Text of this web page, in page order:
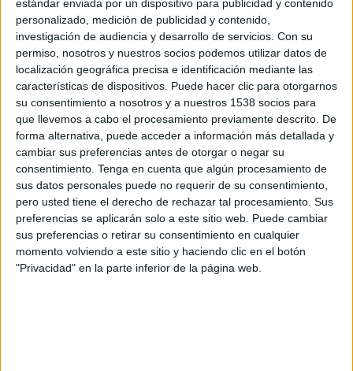
estándar enviada por un dispositivo para publicidad y contenido
personalizado, medición de publicidad y contenido,
investigación de audiencia y desarrollo de servicios. Con su
permiso, nosotros y nuestros socios podemos utilizar datos de
localización geográfica precisa e identificación mediante las
características de dispositivos. Puede hacer clic para otorgarnos
su consentimiento a nosotros y a nuestros 1538 socios para
que llevemos a cabo el procesamiento previamente descrito. De
forma alternativa, puede acceder a información más detallada y
cambiar sus preferencias antes de otorgar o negar su
consentimiento. Tenga en cuenta que algún procesamiento de
sus datos personales puede no requerir de su consentimiento,
pero usted tiene el derecho de rechazar tal procesamiento. Sus
preferencias se aplicarán solo a este sitio web. Puede cambiar
sus preferencias o retirar su consentimiento en cualquier
momento volviendo a este sitio y haciendo clic en el botón
"Privacidad" en la parte inferior de la página web.
fent vigilàncies a la zona per veure qui s'hi
acostava. En els dies següents els Mossos van
poder identificar a dues persones i en van
arrestar un el passat 23 de juny. Es tracta d'un
jove de 29 anys i veí de Figueres que
posteriorment va ingressar a presó per ordre
del jutge.
El segon individu identificat encara no ha estat
localitzat.
ImprimirEnvia
a
PDF